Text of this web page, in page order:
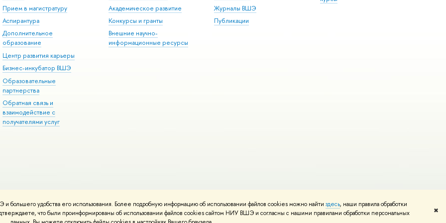
удобства его использования. Более подробную информацию об использовании файлов cookies можно найти здесь, наши правила обработки
что были проинформированы об использовании файлов cookies сайтом НИУ ВШЭ и согласны с нашими правилами обработки персональных
✖
Прием в магистратуру
Аспирантура
Дополнительное
образование
Центр развития карьеры
Бизнес-инкубатор ВШЭ
Образовательные
партнерства
Обратная связь и
взаимодействие с
получателями услуг
Академическое развитие
Конкурсы и гранты
Внешние научно-
информационные ресурсы
Журналы ВШЭ
Публикации
Редактору
Условия использования материалов Политика конфиденциальности Карта сайта
вШколе дизайна НИУ ВШЭ